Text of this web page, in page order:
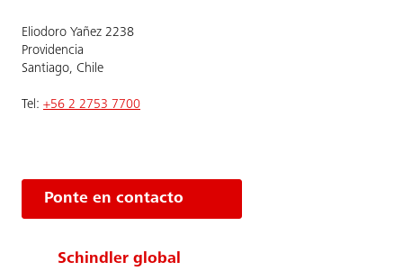
Eliodoro Yañez 2238
Providencia
Santiago, Chile
Tel: +56 2 2753 7700
Ponte en contacto
Schindler global